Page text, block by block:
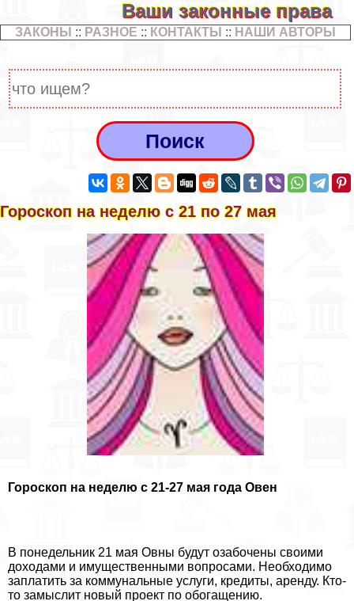
Ваши законные права
ЗАКОНЫ :: РАЗНОЕ :: КОНТАКТЫ :: НАШИ АВТОРЫ
Гороскоп на неделю с 21 по 27 мая
Гороскоп на неделю с 21-27 мая года Овен
В понедельник 21 мая Овны будут озабочены своими
доходами и имущественными вопросами. Необходимо
заплатить за коммунальные услуги, кредиты, аренду. Кто-
то замыслит новый проект по обогащению.